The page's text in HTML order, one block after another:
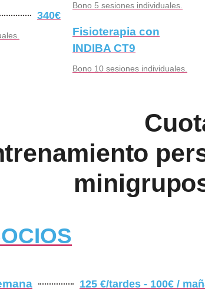
340€
Bono 5 sesiones individuales.
Fisioterapia con
INDIBA CT9
Bono 10 sesiones individuales.
125 €/tardes - 100€ /